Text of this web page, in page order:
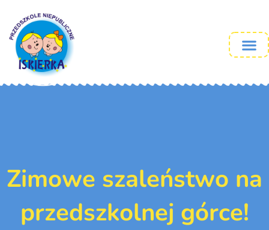
Zimowe szaleństwo na
przedszkolnej górce!